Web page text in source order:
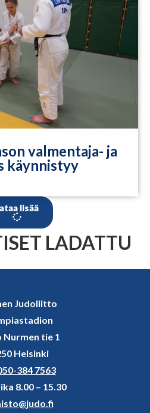
valmentaja- ja
käynnistyy
lisää
LADATTU
Judoliitto
Nurmen tie 1
Helsinki
384 7563
8.00 – 15.30